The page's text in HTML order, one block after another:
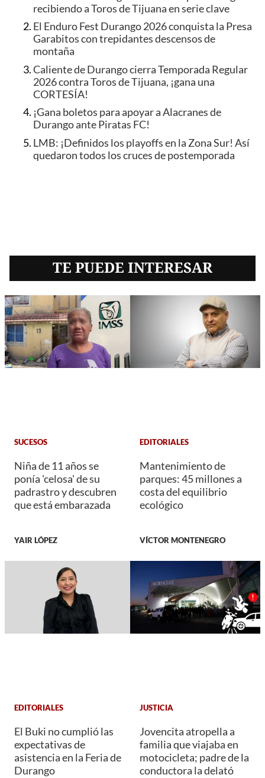
recibiendo a Toros de Tijuana en serie clave
El Enduro Fest Durango 2026 conquista la Presa
Garabitos con trepidantes descensos de
montaña
Caliente de Durango cierra Temporada Regular
2026 contra Toros de Tijuana, ¡gana una
CORTESÍA!
¡Gana boletos para apoyar a Alacranes de
Durango ante Piratas FC!
LMB: ¡Definidos los playoffs en la Zona Sur! Así
quedaron todos los cruces de postemporada
TE PUEDE INTERESAR
SUCESOS
Niña de 11 años se
ponía 'celosa' de su
padrastro y descubren
que está embarazada
YAIR LÓPEZ
EDITORIALES
Mantenimiento de
parques: 45 millones a
costa del equilibrio
ecológico
VÍCTOR MONTENEGRO
EDITORIALES
El Buki no cumplió las
expectativas de
asistencia en la Feria de
Durango
JUSTICIA
Jovencita atropella a
familia que viajaba en
motocicleta; padre de la
conductora la delató